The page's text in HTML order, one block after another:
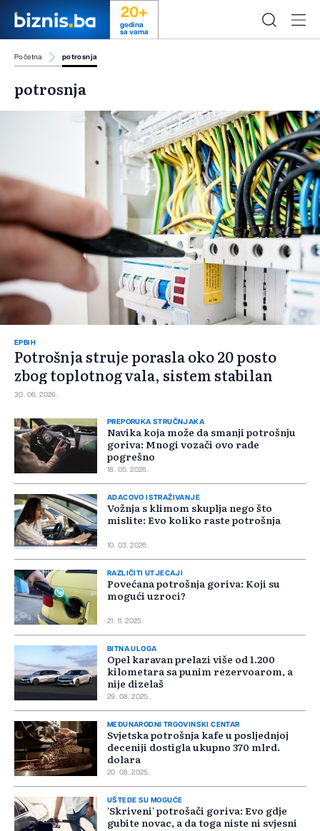
20+
godina
sa vama
Početna potrosnja
potrosnja
EPBIH
Potrošnja struje porasla oko 20 posto
zbog toplotnog vala, sistem stabilan
30. 06. 2026.
PREPORUKA STRUČNJAKA
Navika koja može da smanji potrošnju
goriva: Mnogi vozači ovo rade
pogrešno
18. 05. 2026.
ADACOVO ISTRAŽIVANJE
Vožnja s klimom skuplja nego što
mislite: Evo koliko raste potrošnja
10. 03. 2026.
RAZLIČITI UTJECAJI
Povećana potrošnja goriva: Koji su
mogući uzroci?
21. 11. 2025.
BITNA ULOGA
Opel karavan prelazi više od 1.200
kilometara sa punim rezervoarom, a
nije dizelaš
29. 08. 2025.
MEĐUNARODNI TRGOVINSKI CENTAR
Svjetska potrošnja kafe u posljednjoj
deceniji dostigla ukupno 370 mlrd.
dolara
20. 08. 2025.
UŠTEDE SU MOGUĆE
'Skriveni' potrošači goriva: Evo gdje
gubite novac, a da toga niste ni svjesni